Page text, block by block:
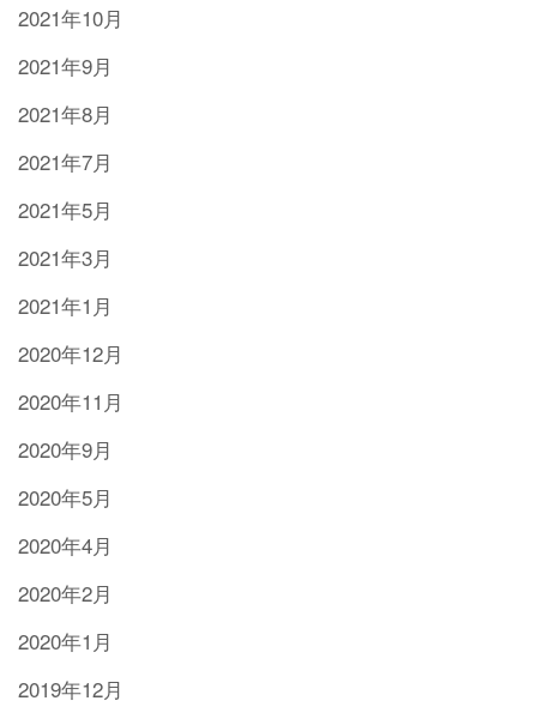
2021年10月
2021年9月
2021年8月
2021年7月
2021年5月
2021年3月
2021年1月
2020年12月
2020年11月
2020年9月
2020年5月
2020年4月
2020年2月
2020年1月
2019年12月